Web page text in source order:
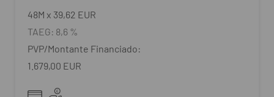
48M x 39,62 EUR
TAEG: 8,6 %
PVP/Montante Financiado:
1.679,00 EUR